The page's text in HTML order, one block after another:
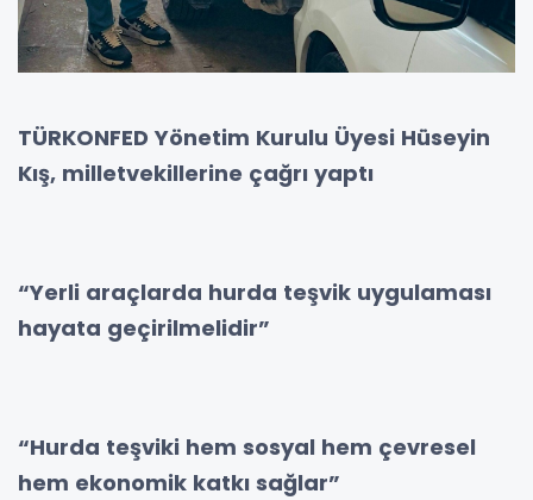
TÜRKONFED Yönetim Kurulu Üyesi Hüseyin
Kış, milletvekillerine çağrı yaptı
“Yerli araçlarda hurda teşvik uygulaması
hayata geçirilmelidir”
“Hurda teşviki hem sosyal hem çevresel
hem ekonomik katkı sağlar”